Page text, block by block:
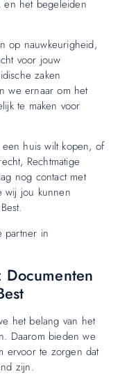
en het begeleiden
op nauwkeurigheid,
voor jouw
zaken
we ernaar om het
te maken voor
huis wilt kopen, of
Rechtmatige
nog contact met
wij jou kunnen
partner in
het belang van het
Daarom bieden we
ervoor te zorgen dat
zijn.